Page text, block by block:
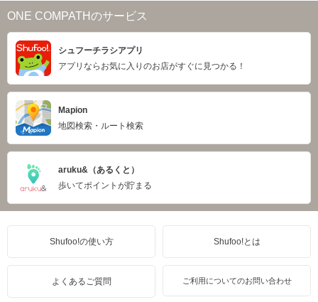
ONE COMPATHのサービス
シュフーチラシアプリ
アプリならお気に入りのお店がすぐに見つかる！
Mapion
地図検索・ルート検索
aruku&（あるくと）
歩いてポイントが貯まる
Shufoo!の使い方 Shufoo!とは
よくあるご質問 ご利用についてのお問い合わせ